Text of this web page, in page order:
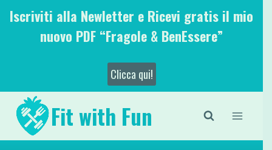
SaltaIscriviti alla Newletter e Ricevi gratis il mio
nuovo PDF “Fragole & BenEssere”
Clicca qui!
Fit with Fun